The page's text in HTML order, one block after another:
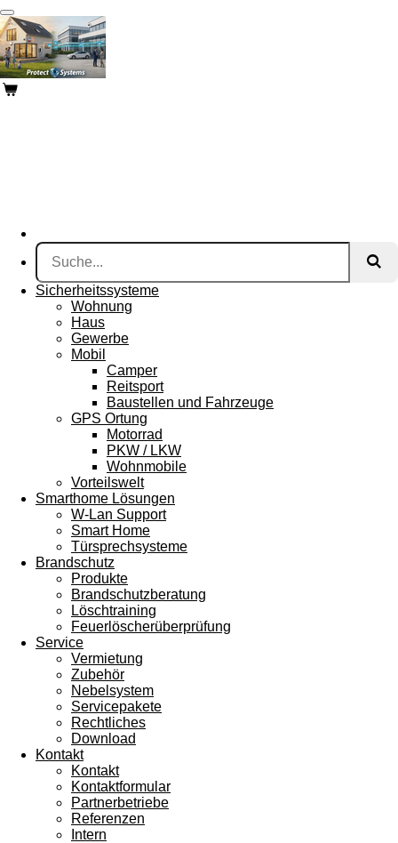
Zum
Hauptinhalt
springen
Sicherheitssysteme
Wohnung
Haus
Gewerbe
Mobil
Camper
Reitsport
Baustellen und Fahrzeuge
GPS Ortung
Motorrad
PKW / LKW
Wohnmobile
Vorteilswelt
Smarthome Lösungen
W-Lan Support
Smart Home
Türsprechsysteme
Brandschutz
Produkte
Brandschutzberatung
Löschtraining
Feuerlöscherüberprüfung
Service
Vermietung
Zubehör
Nebelsystem
Servicepakete
Rechtliches
Download
Kontakt
Kontakt
Kontaktformular
Partnerbetriebe
Referenzen
Intern